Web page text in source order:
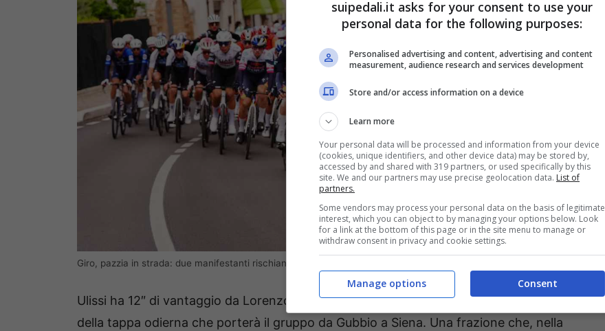
Giro, pazzia in strada: due manifestanti rischiano di far cadere i corridori – VIDEO – suipedali.it
Ulissi ha 12″ di vantaggio da Lorenzo Fortunato, 17″ da Roglic e 20″ da Ayuso in attesa
della tappa odierna che porterà il gruppo da Gubbio a Siena. Una frazione che, nella
suipedali.it asks for your consent to use your
personal data for the following purposes:
Personalised advertising and content, advertising and content
measurement, audience research and services development
Store and/or access information on a device
Learn more
Your personal data will be processed and information from your device
(cookies, unique identifiers, and other device data) may be stored by,
accessed by and shared with 319 partners, or used specifically by this
site. We and our partners may use precise geolocation data. List of
partners.
Some vendors may process your personal data on the basis of legitimate
interest, which you can object to by managing your options below. Look
for a link at the bottom of this page or in the site menu to manage or
withdraw consent in privacy and cookie settings.
Consent
Manage options